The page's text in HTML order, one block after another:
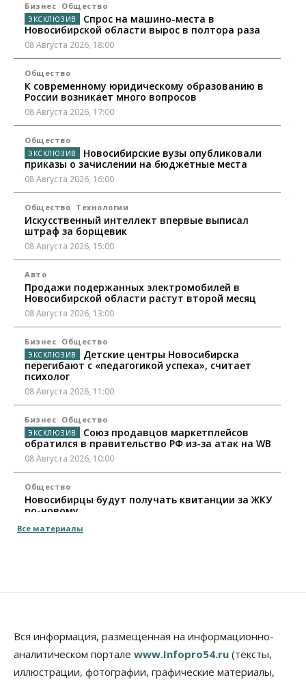
Бизнес Общество
Спрос на машино-места в
Новосибирской области вырос в полтора раза
08 Августа 2026, 18:00
Общество
К современному юридическому образованию в
России возникает много вопросов
08 Августа 2026, 17:00
Общество
Новосибирские вузы опубликовали
приказы о зачислении на бюджетные места
08 Августа 2026, 16:00
Общество Технологии
Искусственный интеллект впервые выписал
штраф за борщевик
08 Августа 2026, 15:00
Авто
Продажи подержанных электромобилей в
Новосибирской области растут второй месяц
08 Августа 2026, 13:00
Бизнес Общество
Детские центры Новосибирска
перегибают с «педагогикой успеха», считает
психолог
08 Августа 2026, 11:00
Бизнес Общество
Союз продавцов маркетплейсов
обратился в правительство РФ из-за атак на WB
08 Августа 2026, 10:00
Общество
Новосибирцы будут получать квитанции за ЖКУ
по-новому
08 Августа 2026, 09:00
В Новосибирске прошёл митинг
против нового закона о памятниках
07 Августа 2026, 18:00
Все материалы
Вся информация, размещенная на информационно-
аналитическом портале www.Infopro54.ru (тексты,
иллюстрации, фотографии, графические материалы,